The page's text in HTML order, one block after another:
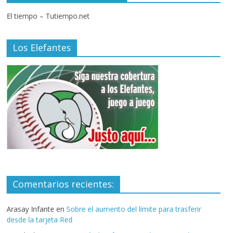
El tiempo – Tutiempo.net
Los Elefantes
Comentarios recientes:
Arasay Infante enSobre el aumento del límite para trasferir
desde la tarjeta Red